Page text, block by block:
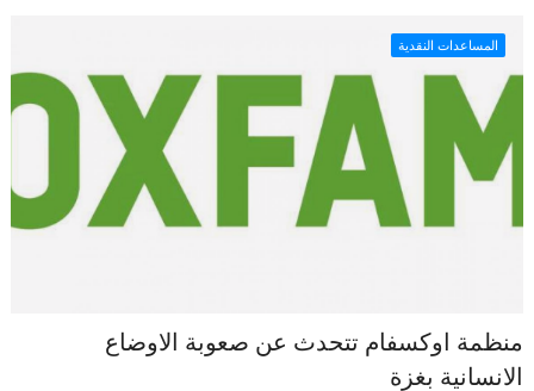
المساعدات النقدية
منظمة اوكسفام تتحدث عن صعوبة الاوضاع
الانسانية بغزة